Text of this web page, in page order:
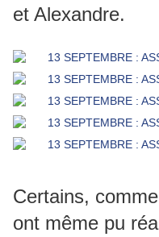
et Alexandre.
Certains,
ont même pu